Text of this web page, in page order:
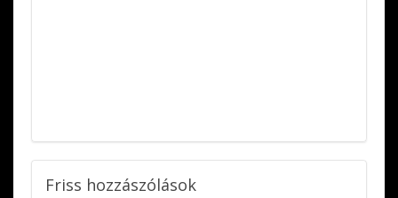
Friss hozzászólások